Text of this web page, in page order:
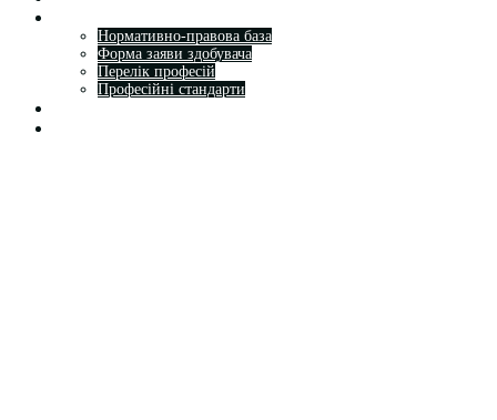
Нормативно-правова база
Форма заяви здобувача
Перелік професій
Професійні стандарти